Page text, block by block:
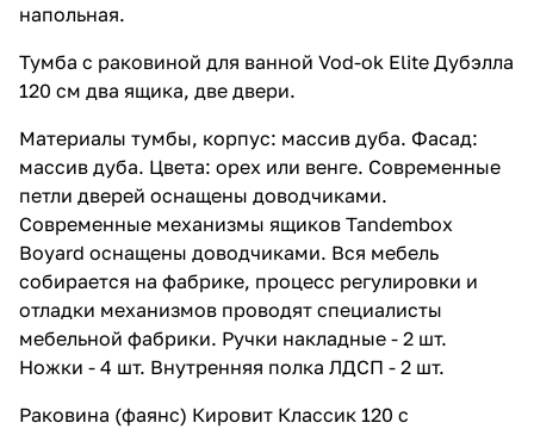
напольная.
Тумба с раковиной для ванной Vod-ok Elite Дубэлла
120 см два ящика, две двери.
Материалы тумбы, корпус: массив дуба. Фасад:
массив дуба. Цвета: орех или венге. Современные
петли дверей оснащены доводчиками.
Современные механизмы ящиков Tandembox
Boyard оснащены доводчиками. Вся мебель
собирается на фабрике, процесс регулировки и
отладки механизмов проводят специалисты
мебельной фабрики. Ручки накладные - 2 шт.
Ножки - 4 шт. Внутренняя полка ЛДСП - 2 шт.
Раковина (фаянс) Кировит Классик 120 с